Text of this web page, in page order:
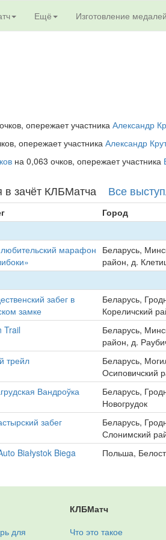
Ещё Изготовление медалей
опережает участника Александр
опережает участника Александр
на 0,063 очков, опережает участника
в зачёт КЛБМатча Все
Город
марафон
Беларусь,
район, д.
забег в
замке
Беларусь,
Кореличский
Trail
Беларусь,
район, д.
трейл
Беларусь,
Осиповичский
Вандроўка
Беларусь,
Новогрудок
забег
Беларусь,
Слонимский
Białystok Biega Польша,
для
КЛБМатч
Что это такое